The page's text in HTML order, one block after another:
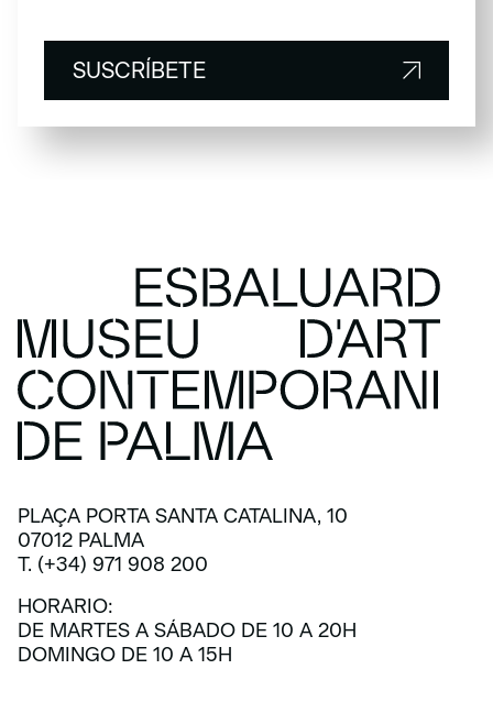
SUSCRÍBETE
SUSCRÍBETE
PLAÇA PORTA SANTA CATALINA, 10
07012 PALMA
T. (+34) 971 908 200
HORARIO:
DE MARTES A SÁBADO DE 10 A 20H
DOMINGO DE 10 A 15H